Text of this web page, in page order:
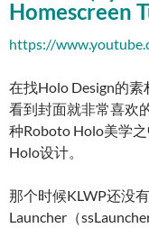
Homescreen
https://
在找Holo Design的素
看到封面就非常喜欢
种Roboto Holo美学
Holo设计。
那个时候KLWP还没
Launcher（